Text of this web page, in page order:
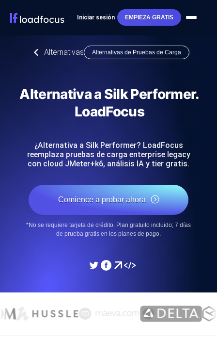
Iniciar sesión EMPIEZA GRATIS
Alternativas Alternativas de Pruebas de Carga
Alternativa a Silk Performer.
LoadFocus
¿Alternativa a Silk Performer? LoadFocus
reemplaza pruebas de carga enterprise legacy
con cloud JMeter+k6, análisis IA y tier gratis.
Comience a probar ahora
*No se requiere tarjeta de crédito. Plan gratuito incluido; 7 días
de prueba gratis en los planes de pago.